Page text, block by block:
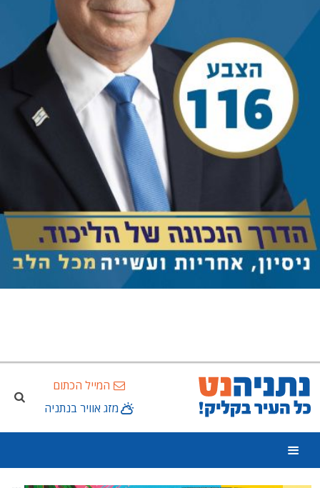
המייל הכתום
מזג אוויר בנתניה